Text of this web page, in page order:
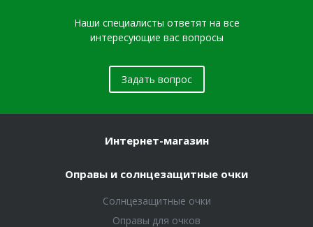
Наши специалисты ответят на все
интересующие вас вопросы
Задать вопрос
Интернет-магазин
Оправы и солнцезащитные очки
Солнцезащитные очки
Оправы для очков